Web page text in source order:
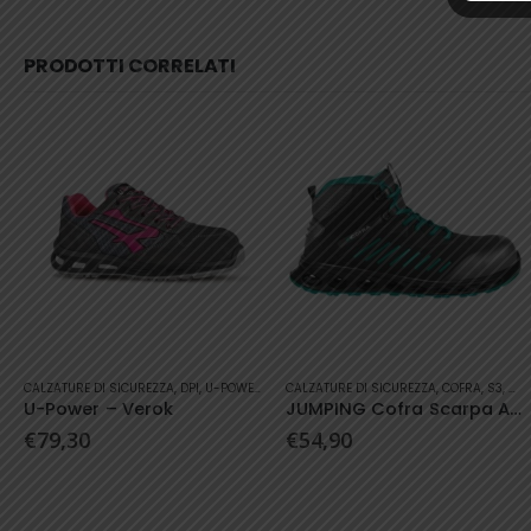
PRODOTTI CORRELATI
CALZATURE DI SICUREZZA, COFRA,S3,SCARPA ALTA
€54,90
CALZATURE DI SICUREZZA,DIADORA UTILITY
Diadora Utility – Run Net Airbox Low S1
€97,90